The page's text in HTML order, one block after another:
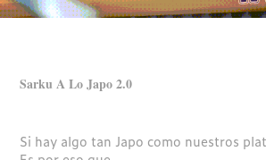
Sarku A Lo Japo 2.0
Si hay algo tan Japo como nuestros